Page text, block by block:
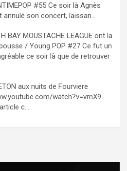
#55 Ce soir là Agnès
annulé son concert, laissan...
BAY MOUSTACHE LEAGUE ont la
/ Young POP #27 Ce fut un
ce soir là que de retrouver
aux nuits de Fourviere
watch?v=vmX9-
c...